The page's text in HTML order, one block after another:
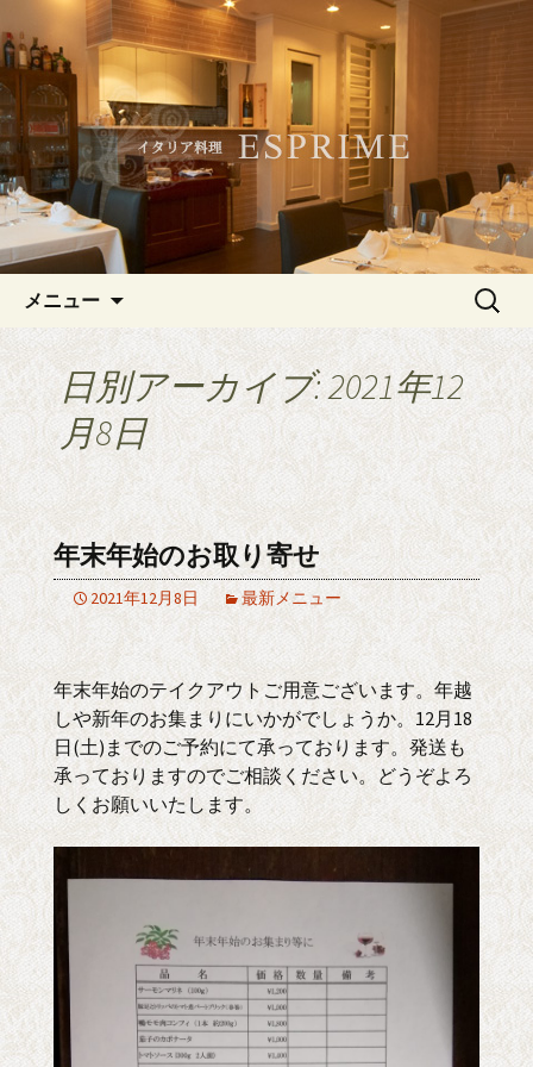
白金・広尾のイタリアン
「ESPRIME（エスプリメ）」
記念日やデートにおすすめ、白金・広
尾のイタリアン「ESPRIME（エスプリ
メ）」
メニュー
検
日別アーカイブ: 2021年12
月8日
年末年始のお取り寄せ
2021年12月8日 最新メニュー
年末年始のテイクアウトご用意ございます。年越
しや新年のお集まりにいかがでしょうか。12月18
日(土)までのご予約にて承っております。発送も
承っておりますのでご相談ください。どうぞよろ
しくお願いいたします。